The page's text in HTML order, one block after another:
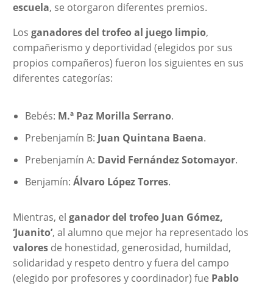
escuela, se otorgaron diferentes premios.
Los ganadores del trofeo al juego limpio,
compañerismo y deportividad (elegidos por sus
propios compañeros) fueron los siguientes en sus
diferentes categorías:
Bebés: M.ª Paz Morilla Serrano.
Prebenjamín B: Juan Quintana Baena.
Prebenjamín A: David Fernández Sotomayor.
Benjamín: Álvaro López Torres.
Mientras, el ganador del trofeo Juan Gómez,
‘Juanito’, al alumno que mejor ha representado los
valoresde honestidad, generosidad, humildad,
solidaridad y respeto dentro y fuera del campo
(elegido por profesores y coordinador) fue Pablo